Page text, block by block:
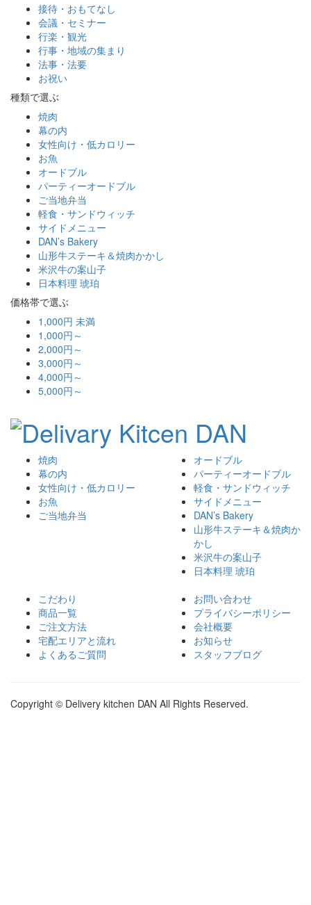
接待・おもてなし
会議・セミナー
行楽・観光
行事・地域の集まり
法事・法要
お祝い
種類で選ぶ
焼肉
幕の内
女性向け・低カロリー
お魚
オードブル
パーティーオードブル
ご当地弁当
軽食・サンドウィッチ
サイドメニュー
DAN’s Bakery
山形牛ステーキ＆焼肉かかし
米沢牛の案山子
日本料理 琥珀
価格帯で選ぶ
1,000円 未満
1,000円～
2,000円～
3,000円～
4,000円～
5,000円～
焼肉
幕の内
女性向け・低カロリー
お魚
ご当地弁当
オードブル
パーティーオードブル
軽食・サンドウィッチ
サイドメニュー
DAN’s Bakery
山形牛ステーキ＆焼肉か
かし
米沢牛の案山子
日本料理 琥珀
こだわり
商品一覧
ご注文方法
宅配エリアと流れ
よくあるご質問
お問い合わせ
プライバシーポリシー
会社概要
お知らせ
スタッフブログ
Copyright © Delivery kitchen DAN All Rights Reserved.